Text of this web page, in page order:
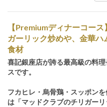
【Premiumディナーコー
ガーリック炒めや、金華
食材
喜記銀座店が誇る最高級の料
スです。
フカヒレ・烏骨鶏・スッポン
は「マッドクラブのチリガー